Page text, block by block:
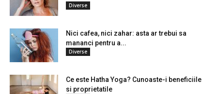
Diverse
Nici cafea, nici zahar: asta ar trebui sa
mananci pentru a...
Diverse
Ce este Hatha Yoga? Cunoaste-i beneficiile
si proprietatile